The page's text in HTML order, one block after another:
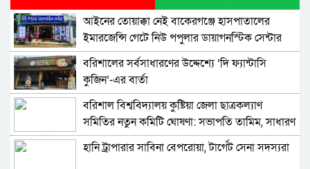
শিক্ষা
উত্তর আমানতগঞ্জ সিকদার পাড়া জামে মসজিদের
পূর্ণাঙ্গ কমিটি গঠন
বরিশাল এয়ারপোর্ট থানার পৃথক অভিযানে ইয়াবাসহ
দুই মাদক ব্যবসায়ী আটক ​
বরিশালে অর্ধ কোটি টাকা আত্মসাতের অভিযোগ,
প্রতারণার শিকার লিজা সিদ্দিক দম্পতি
​আইনের তোয়াক্কা নেই বাকেরগঞ্জে হাসপাতালের
ইমারজেন্সি গেটে নিউ পপুলার ডায়াগনস্টিক সেন্টার
বরিশালের সর্বসাধারণের উদ্দেশ্যে ‘দি ফ্যান্টাসি
কুজিন’-এর বার্তা
বরিশাল বিশ্ববিদ্যালয় কুষ্টিয়া জেলা ছাত্রকল্যাণ
সমিতির নতুন কমিটি ঘোষণা: সভাপতি তামিম, সাধারণ
সম্পাদক রিহাম
হানি ট্রাপারার সাবিনা বেপরোয়া, টার্গেট সেনা সদস্যরা